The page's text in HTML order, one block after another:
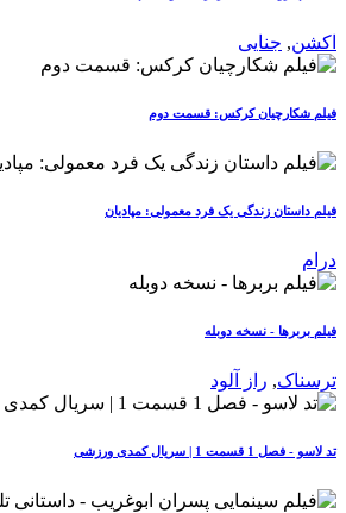
اکشن, جنایی
فیلم شکارچیان کرکس: قسمت دوم
فیلم داستان زندگی یک فرد معمولی: مپادیان
درام
فیلم بربرها - نسخه دوبله
ترسناک, راز آلود
تد لاسو - فصل 1 قسمت 1 | سریال کمدی ورزشی